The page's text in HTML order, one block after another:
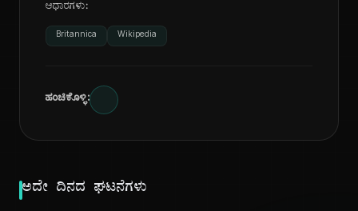
ಆಧಾರಗಳು:
Britannica Wikipedia
ಹಂಚಿಕೊಳ್ಳಿ:
ಅದೇ ದಿನದ ಘಟನೆಗಳು